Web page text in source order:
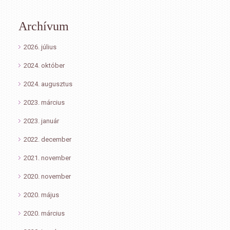
Archívum
2026. július
2024. október
2024. augusztus
2023. március
2023. január
2022. december
2021. november
2020. november
2020. május
2020. március